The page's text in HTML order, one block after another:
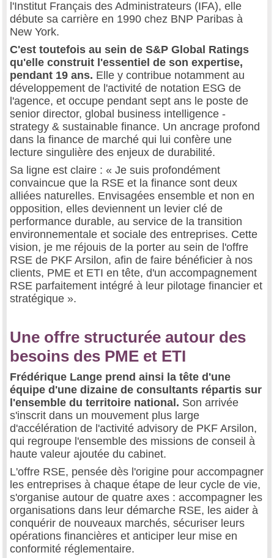
l'Institut Français des Administrateurs (IFA), elle
débute sa carrière en 1990 chez BNP Paribas à
New York.
C'est toutefois au sein de S&P Global Ratings
qu'elle construit l'essentiel de son expertise,
pendant 19 ans. Elle y contribue notamment au
développement de l'activité de notation ESG de
l'agence, et occupe pendant sept ans le poste de
senior director, global business intelligence -
strategy & sustainable finance. Un ancrage profond
dans la finance de marché qui lui confère une
lecture singulière des enjeux de durabilité.
Sa ligne est claire : « Je suis profondément
convaincue que la RSE et la finance sont deux
alliées naturelles. Envisagées ensemble et non en
opposition, elles deviennent un levier clé de
performance durable, au service de la transition
environnementale et sociale des entreprises. Cette
vision, je me réjouis de la porter au sein de l'offre
RSE de PKF Arsilon, afin de faire bénéficier à nos
clients, PME et ETI en tête, d'un accompagnement
RSE parfaitement intégré à leur pilotage financier et
stratégique ».
Une offre structurée autour des
besoins des PME et ETI
Frédérique Lange prend ainsi la tête d'une
équipe d'une dizaine de consultants répartis sur
l'ensemble du territoire national. Son arrivée
s'inscrit dans un mouvement plus large
d'accélération de l'activité advisory de PKF Arsilon,
qui regroupe l'ensemble des missions de conseil à
haute valeur ajoutée du cabinet.
L'offre RSE, pensée dès l'origine pour accompagner
les entreprises à chaque étape de leur cycle de vie,
s'organise autour de quatre axes : accompagner les
organisations dans leur démarche RSE, les aider à
conquérir de nouveaux marchés, sécuriser leurs
opérations financières et anticiper leur mise en
conformité réglementaire.